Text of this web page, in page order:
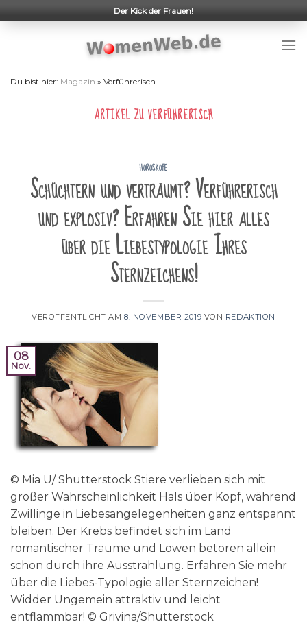
to
Der Kick der Frauen!
Du bist hier: Magazin » Verführerisch
ARTIKEL ZUVERFÜHRERISCH
HOROSKOPE
Schüchtern und verträumt? Verführerisch
und explosiv? Erfahren Sie hier alles
über die Liebestypologie Ihres
Sternzeichens!
VERÖFFENTLICHT AM8. NOVEMBER 2019 VON REDAKTION
08
Nov.
© Mia U/ Shutterstock Stiere verlieben sich mit
großer Wahrscheinlichkeit Hals über Kopf, während
Zwillinge in Liebesangelegenheiten ganz entspannt
bleiben. Der Krebs befindet sich im Land
romantischer Träume und Löwen betören allein
schon durch ihre Ausstrahlung. Erfahren Sie mehr
über die Liebes-Typologie aller Sternzeichen!
Widder Ungemein attraktiv und leicht
entflammbar! © Grivina/Shutterstock